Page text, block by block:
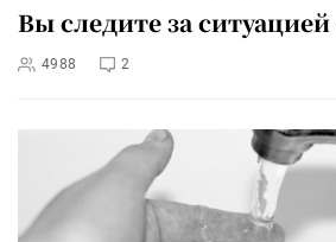
Вы следите за
4988 2